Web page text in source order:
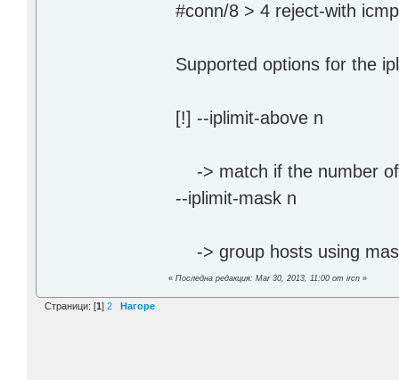
#conn/8 > 4 reject-with
Supported options for the
[!] --iplimit-above n
-> match if the number of
--iplimit-mask n
-> group hosts using
«Последна редакция: Mar 30, 2013, 11:00 от ircn »
Страници: [1] 2 Нагоре